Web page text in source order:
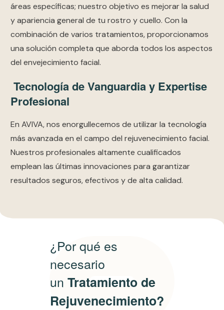
áreas específicas; nuestro objetivo es mejorar la salud
y apariencia general de tu rostro y cuello. Con la
combinación de varios tratamientos, proporcionamos
una solución completa que aborda todos los aspectos
del envejecimiento facial.
Tecnología de Vanguardia y Expertise
Profesional
En AVIVA, nos enorgullecemos de utilizar la tecnología
más avanzada en el campo del rejuvenecimiento facial.
Nuestros profesionales altamente cualificados
emplean las últimas innovaciones para garantizar
resultados seguros, efectivos y de alta calidad.
¿Por qué es
necesario
un Tratamiento de
Rejuvenecimiento?